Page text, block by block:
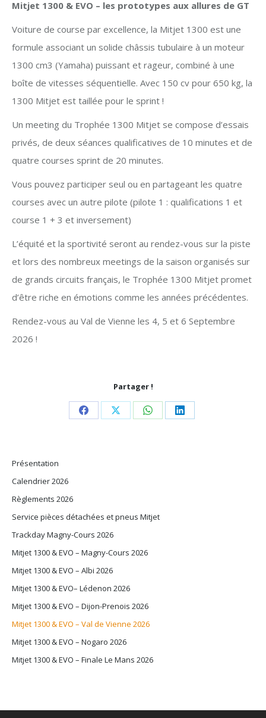
Mitjet 1300 & EVO – les prototypes aux allures de GT
Voiture de course par excellence, la Mitjet 1300 est une
formule associant un solide châssis tubulaire à un moteur
1300 cm3 (Yamaha) puissant et rageur, combiné à une
boîte de vitesses séquentielle. Avec 150 cv pour 650 kg, la
1300 Mitjet est taillée pour le sprint !
Un meeting du Trophée 1300 Mitjet se compose d’essais
privés, de deux séances qualificatives de 10 minutes et de
quatre courses sprint de 20 minutes.
Vous pouvez participer seul ou en partageant les quatre
courses avec un autre pilote (pilote 1 : qualifications 1 et
course 1 + 3 et inversement)
L’équité et la sportivité seront au rendez-vous sur la piste
et lors des nombreux meetings de la saison organisés sur
de grands circuits français, le Trophée 1300 Mitjet promet
d’être riche en émotions comme les années précédentes.
Rendez-vous au Val de Vienne les 4, 5 et 6 Septembre
2026 !
Partager !
Share Share Share Share
Présentation
Calendrier 2026
Règlements 2026
Service pièces détachées et pneus Mitjet
Trackday Magny-Cours 2026
Mitjet 1300 & EVO – Magny-Cours 2026
Mitjet 1300 & EVO – Albi 2026
Mitjet 1300 & EVO– Lédenon 2026
Mitjet 1300 & EVO – Dijon-Prenois 2026
Mitjet 1300 & EVO – Val de Vienne 2026
Mitjet 1300 & EVO – Nogaro 2026
Mitjet 1300 & EVO – Finale Le Mans 2026